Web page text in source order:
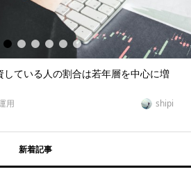
している人の割合は若年層を中心に増
用 shipi
2 3 4 5 6 7
新着記事